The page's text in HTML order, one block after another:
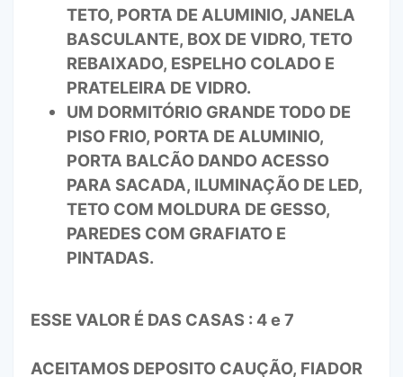
TETO, PORTA DE ALUMINIO, JANELA
BASCULANTE, BOX DE VIDRO, TETO
REBAIXADO, ESPELHO COLADO E
PRATELEIRA DE VIDRO.
UM DORMITÓRIO GRANDE TODO DE
PISO FRIO, PORTA DE ALUMINIO,
PORTA BALCÃO DANDO ACESSO
PARA SACADA, ILUMINAÇÃO DE LED,
TETO COM MOLDURA DE GESSO,
PAREDES COM GRAFIATO E
PINTADAS.
ESSE VALOR É DAS CASAS : 4 e 7
ACEITAMOS DEPOSITO CAUÇÃO, FIADOR